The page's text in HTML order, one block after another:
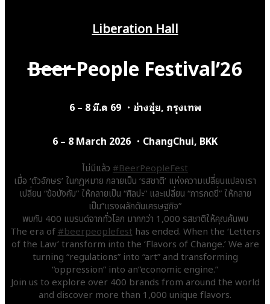
Liberation Hall
BeerPeople Festival’26
6 – 8 มี.ค 69 ・ช่างชุ่ย, กรุงเทพ
6 – 8 March 2026 ・ChangChui, BKK
ไม่มีแล้ว #BeerPeopleFest
เมื่อ ‘ตัวอักษร’ ในกฎหมาย กลายเป็น ‘รสชาติ’ แห่งความเปลี่ยนแปลงเรา
เปลี่ยน “ข้อบังคับ” ให้กลายเป็น “ศิลปะ” และเปลี่ยน “การกดขี่” ให้กลาย
เป็น”แรงผลักดันเศรษฐกิจ”
พบกับ 400 แบรนด์จากทั่วโลก มากกว่า 1,000 รสชาติให้คุณค้นพบ
The era of#beerpeoplefesthas ended. When the ‘Letters
of the Law’ transform into the ‘Flavors of Change.’ We are
turning “regulations” into “art” and transforming
“oppression” into an”economic engine.”
Join us to explore over 400 brands from around the world
and discover more than 1,000 unique flavors.